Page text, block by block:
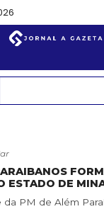
ESTADO DE
da PM de Além